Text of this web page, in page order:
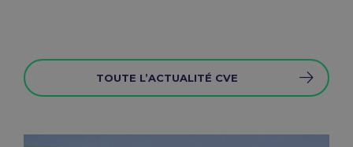
TOUTE L’ACTUALITÉ CVE